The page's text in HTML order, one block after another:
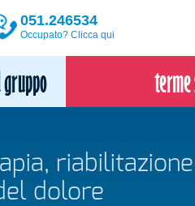
051.246534
Occupato? Clicca qui
riabilitazione
dolore